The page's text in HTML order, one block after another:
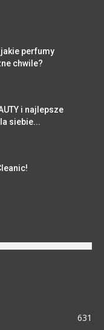
jakie perfumy
chwile?
i najlepsze
siebie...
631